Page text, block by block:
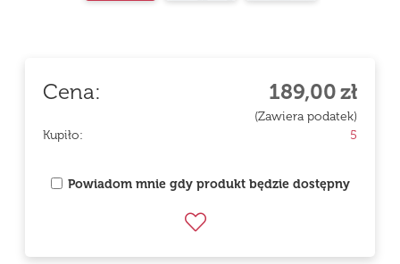
Cena: 189,00zł
(Zawiera podatek)
Kupiło:
5
Powiadom mnie gdy produkt będzie dostępny